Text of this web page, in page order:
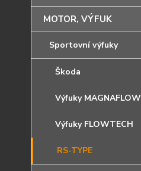
MOTOR, VÝFUK
Sportovní výfuky
Škoda
Výfuky MAGNAFLOW
Výfuky FLOWTECH
RS-TYPE